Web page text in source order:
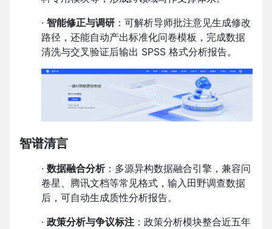
· 智能修正与调研 ：可解析导师批注意见生成修改
路径，还能自动产出标准化问卷模板，完成数据
清洗与交叉验证后输出 SPSS 格式分析报告。
智谱清言
· 数据融合分析：多源异构数据融合引擎，兼容问
卷星、腾讯文档等常见格式，输入田野调查数据
后，可自动生成质性分析报告。
· 政策分析与争议标注 ：政策分析模块整合近五年